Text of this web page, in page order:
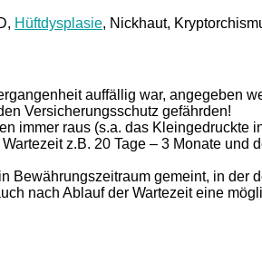
Hüftdysplasie, Nickhaut,
auffällig war, angegeben
Versicherungsschutz gefährden!
immer raus (s.a. das Kleingedruckte
z.B. 20 Tage – 3 Monate und
Bewährungszeitraum gemeint, in der
nach Ablauf der Wartezeit eine